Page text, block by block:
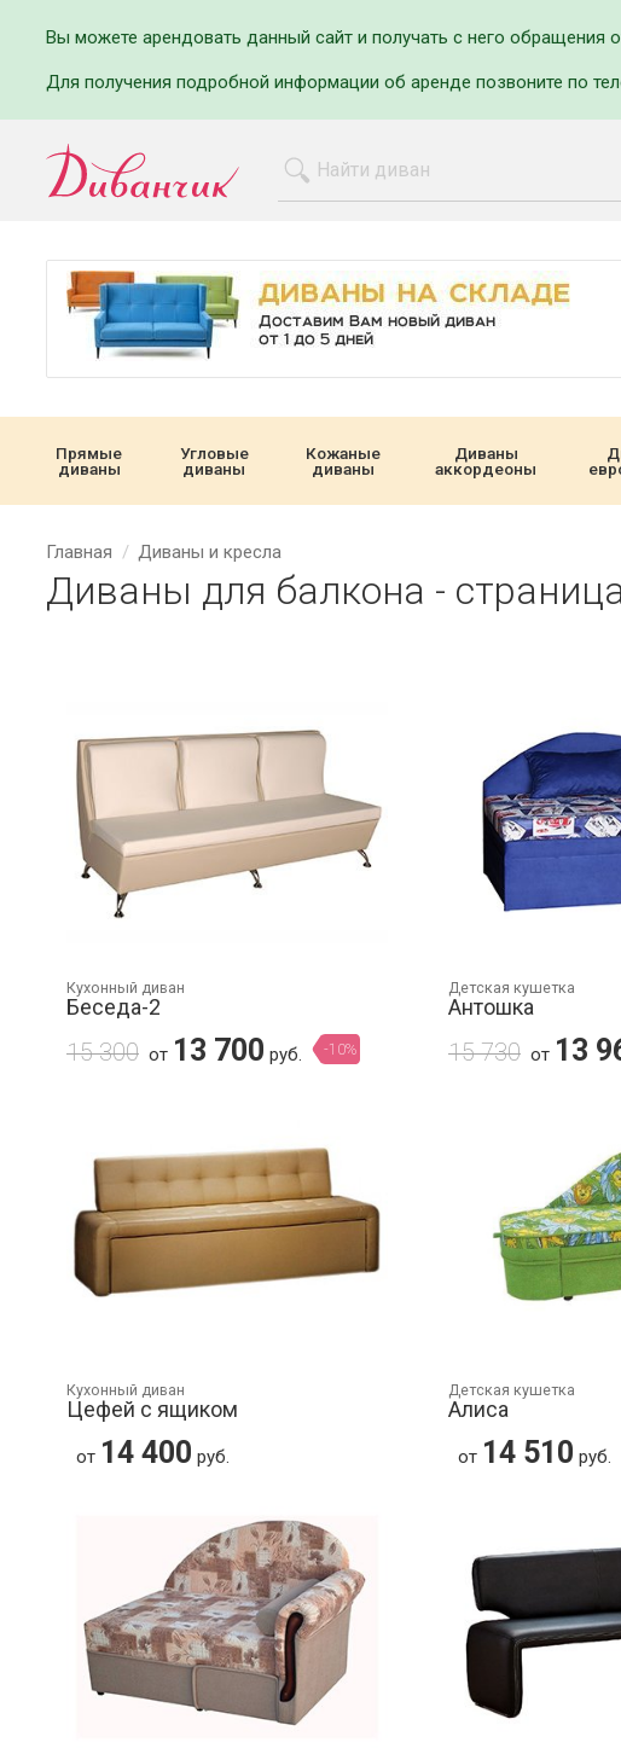
Вы можете арендовать данный сайт и получать с него обращения
Для получения подробной информации об аренде позвоните по
Прямые
диваны
Угловые
диваны
Кожаные
диваны
Диваны
аккордеоны
Главная Диваны и кресла
Диваны для балкона -
Кухонный диван
Беседа-2
15 300 от 13 700 руб. -10%
Детская кушетка
Антошка
15 730 от 13
Кухонный диван
Цефей с ящиком
от 14 400 руб.
Детская кушетка
Алиса
от 14 510 руб.